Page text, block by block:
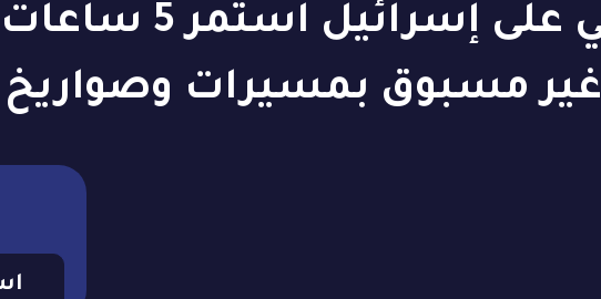
تفاصيل رد
غير مسبوق بمسيرات وصواريخ